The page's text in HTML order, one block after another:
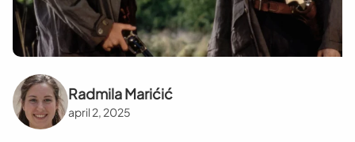
Radmila Marićić
april 2, 2025